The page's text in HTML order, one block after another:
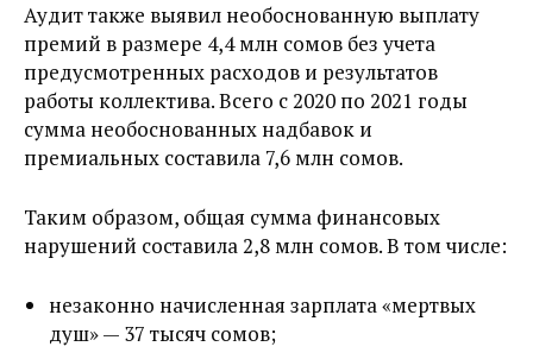
Аудит также выявил необоснованную выплату
премий в размере 4,4 млн сомов без учета
предусмотренных расходов и результатов
работы коллектива. Всего с 2020 по 2021 годы
сумма необоснованных надбавок и
премиальных составила 7,6 млн сомов.
Таким образом, общая сумма финансовых
нарушений составила 2,8 млн сомов. В том числе:
незаконно начисленная зарплата «мертвых
душ» — 37 тысяч сомов;